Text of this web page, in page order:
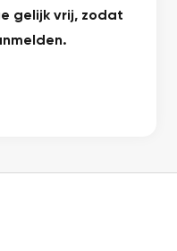
gelijk vrij, zodat